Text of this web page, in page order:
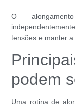
O
tensões e manter a
podem
Uma rotina de